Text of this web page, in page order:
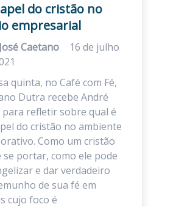
do cristão no
empresarial
José Caetano
16 de julho
quinta, no Café com Fé,
Dutra recebe André
para refletir sobre qual é
do cristão no ambiente
Como um cristão
se portar, como ele pode
e dar verdadeiro
de sua fé em
cujo foco é